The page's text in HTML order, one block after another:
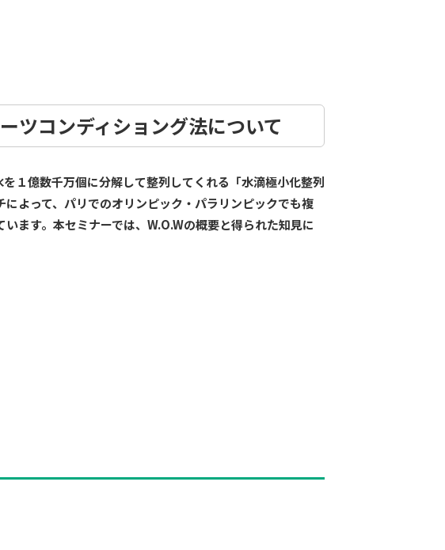
ツコンディショング法について
億数千万個に分解して整列してくれる「水滴極小化整列
よって、パリでのオリンピック・パラリンピックでも複
ます。本セミナーでは、W.O.Wの概要と得られた知見に